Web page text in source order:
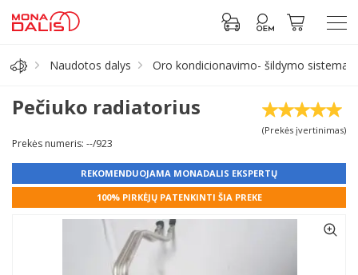
Antifrizas
Akumuliatorius
Naudotos dalys Oro kondicionavimo- šildymo sistema/
Pečiuko radiatorius
(Prekės įvertinimas)
Prekės numeris: --/923
REKOMENDUOJAMA MONADALIS EKSPERTŲ
100% PIRKĖJŲ PATENKINTI ŠIA PREKE